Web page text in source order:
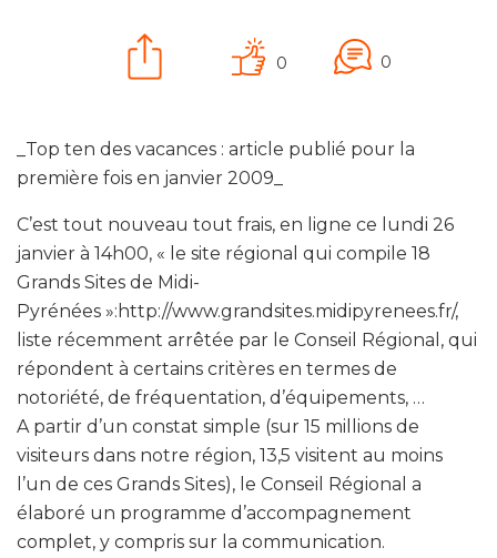
0 0
_Top ten des vacances : article publié pour la
première fois en janvier 2009_
C’est tout nouveau tout frais, en ligne ce lundi 26
janvier à 14h00, « le site régional qui compile 18
Grands Sites de Midi-
Pyrénées »:http://www.grandsites.midipyrenees.fr/,
liste récemment arrêtée par le Conseil Régional, qui
répondent à certains critères en termes de
notoriété, de fréquentation, d’équipements, …
A partir d’un constat simple (sur 15 millions de
visiteurs dans notre région, 13,5 visitent au moins
l’un de ces Grands Sites), le Conseil Régional a
élaboré un programme d’accompagnement
complet, y compris sur la communication.